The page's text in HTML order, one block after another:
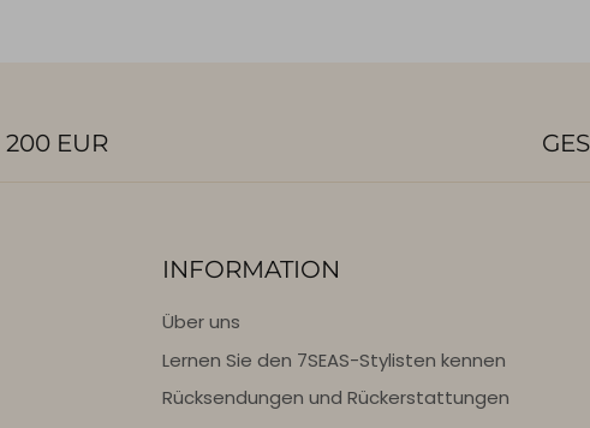
200 EUR
INFORMATION
Über uns
Lernen Sie den 7SEAS-Stylisten kennen
Rücksendungen und Rückerstattungen